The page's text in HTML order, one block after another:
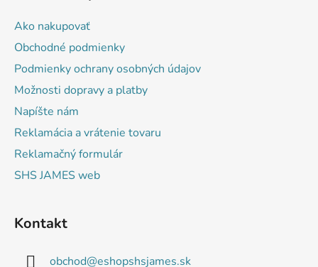
Ako nakupovať
Obchodné podmienky
Podmienky ochrany osobných údajov
Možnosti dopravy a platby
Napíšte nám
Reklamácia a vrátenie tovaru
Reklamačný formulár
SHS JAMES web
Kontakt
obchod@eshopshsjames.sk